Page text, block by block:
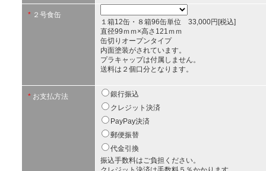
* ２号食缶
１箱12缶・８箱96缶単位 33,000円[税込]
直径99ｍｍ×高さ121ｍｍ
缶切りオープンタイプ
内面塗装がされています。
プラキャップは付属しません。
送料は２個口分となります。
* お支払方法
銀行振込
クレジット決済
PayPay決済
郵便振替
代金引換
振込手数料はご負担ください。